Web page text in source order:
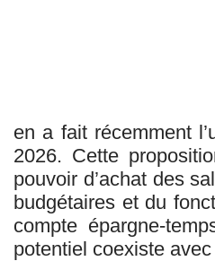
en a fait récemment
2026. Cette
pouvoir d’achat des
budgétaires et du
compte épargne-
potentiel coexiste